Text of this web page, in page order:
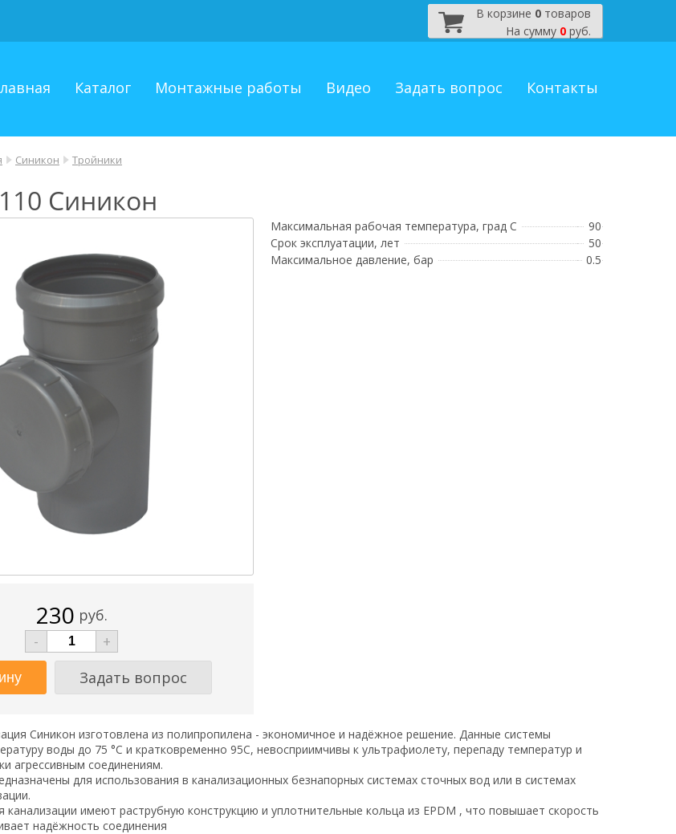
В корзине 0 товаров
На сумму 0 руб.
Каталог Монтажные работы Видео Задать вопрос Контакты
Синикон Тройники
Синикон
230 руб.
-
+
Задать вопрос
Максимальная рабочая температура, град С
90
Срок эксплуатации, лет
50
Максимальное давление, бар
0.5
Синикон изготовлена из полипропилена - экономичное и надёжное решение. Данные системы
воды до 75 °С и кратковременно 95С, невосприимчивы к ультрафиолету, перепаду температур и
агрессивным соединениям.
для использования в канализационных безнапорных системах сточных вод или в системах
канализации имеют раструбную конструкцию и уплотнительные кольца из EPDM , что повышает скорость
надёжность соединения